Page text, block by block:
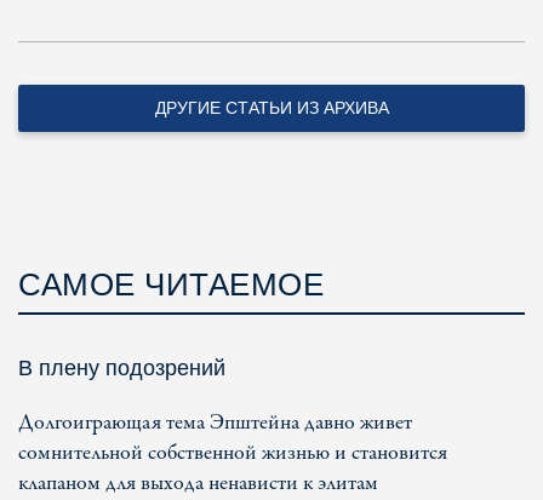
ДРУГИЕ СТАТЬИ ИЗ АРХИВА
САМОЕ ЧИТАЕМОЕ
В плену подозрений
Долгоиграющая тема Эпштейна давно живет
сомнительной собственной жизнью и становится
клапаном для выхода ненависти к элитам